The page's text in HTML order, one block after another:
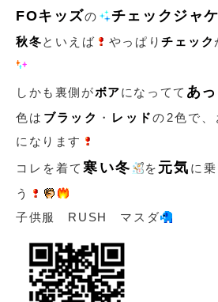
FOキッズの チェックジャ
秋冬といえば やっぱりチェック
しかも裏側がボアになってて あ
色は ブラック ・ レッドの2色で、
になります
コレを着て寒い冬 を 元気 に
う
子供服 RUSH マスダ